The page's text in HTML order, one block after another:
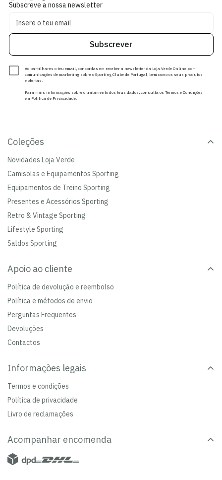
Subscreve a nossa newsletter
Subscrever
Ao partilhares o teu email, concordas em receber a newsletter da Loja Verde Online, com
comunicações de marketing sobre o Sporting Clube de Portugal, bem como os seus produtos
e ofertas.
Para mais informações sobre o tratamento dos teus dados, consulta os Termos e Condições
e a Política de Privacidade.
Coleções
Novidades Loja Verde
Camisolas e Equipamentos Sporting
Equipamentos de Treino Sporting
Presentes e Acessórios Sporting
Retro & Vintage Sporting
Lifestyle Sporting
Saldos Sporting
Apoio ao cliente
Política de devolução e reembolso
Política e métodos de envio
Perguntas Frequentes
Devoluções
Contactos
Informações legais
Termos e condições
Política de privacidade
Livro de reclamações
Acompanhar encomenda